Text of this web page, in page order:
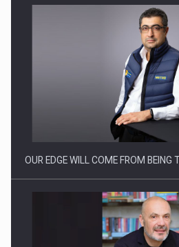
CEO Conference - Shaping The
OUR EDGE WILL COME FROM BEING